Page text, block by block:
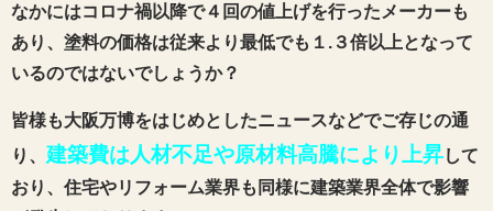
なかにはコロナ禍以降で４回の値上げを行ったメーカーも
あり、塗料の価格は従来より最低でも１.３倍以上となって
いるのではないでしょうか？
皆様も大阪万博をはじめとしたニュースなどでご存じの通
り、 建築費は人材不足や原材料高騰により上昇して
おり、 住宅やリフォーム業界も同様に建築業界全体で影響